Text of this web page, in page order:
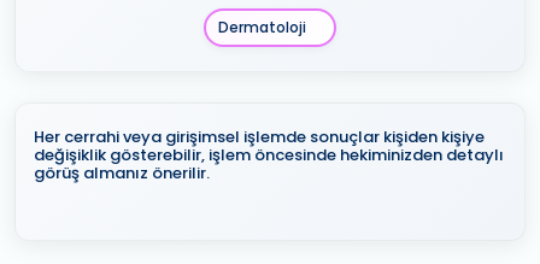
Dermatoloji
Her cerrahi veya girişimsel işlemde sonuçlar kişiden kişiye
değişiklik gösterebilir, işlem öncesinde hekiminizden detaylı
görüş almanız önerilir.